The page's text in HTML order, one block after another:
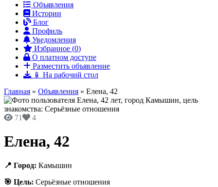
Объявления
Истории
Блог
Профиль
Уведомления
Избранное (0)
О платном доступе
Разместить объявление
📱 На рабочий стол
Главная » Объявления » Елена, 42
71 4
Елена, 42
📍 Город: Камышин
🎯 Цель: Серьёзные отношения